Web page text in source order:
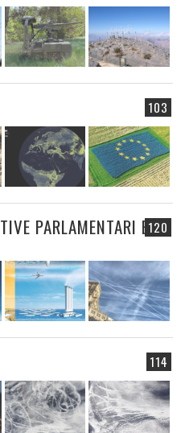
103
120
PARLAMENTARI E
114